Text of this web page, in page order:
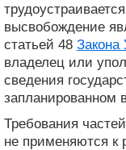
высвобождение
статьей 48 Закона
владелец или
сведения
запланированном
Требования
не применяются